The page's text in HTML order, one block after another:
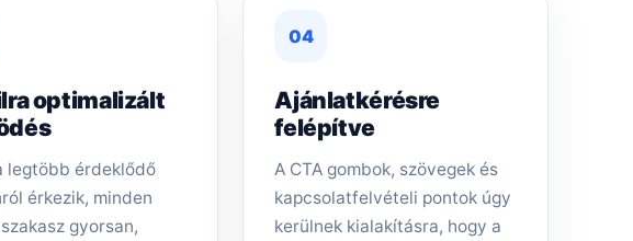
optimalizált
legtöbb érdeklődő
érkezik, minden
gyorsan,
04
Ajánlatkérésre
felépítve
A CTA gombok, szövegek és
kapcsolatfelvételi pontok úgy
kerülnek kialakításra, hogy a